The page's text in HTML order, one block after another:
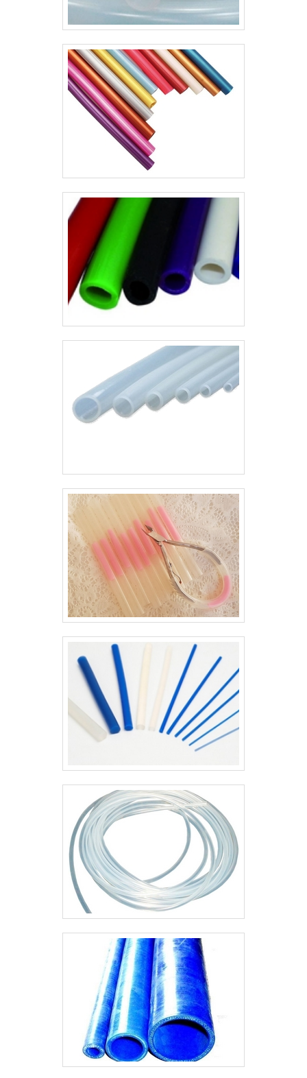
qualidade onde são realizadas as
atividades e estrutura suficiente para
isso, somado a uma equipe com
colaboradores proativos e
especialistas dedicados, garante uma
entrega de excelência de ponta a
ponta. Saiba mais informações
solicitando um orçamento sem